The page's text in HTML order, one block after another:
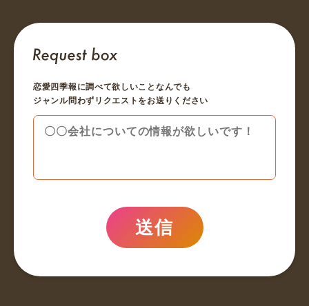
恋愛四季報に調べて欲しいことなんでも
ジャンル問わずリクエストをお送りください
送信